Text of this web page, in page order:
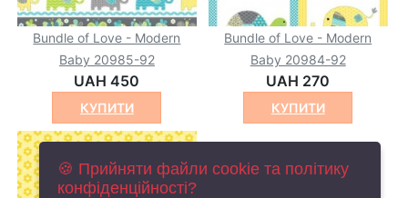
Bundle of Love - Modern
Baby 20985-92
UAH 450
КУПИТИ
Bundle of Love - Modern
Baby 20984-92
UAH 270
КУПИТИ
🍪 Прийняти файли cookie та політику
конфіденційності?